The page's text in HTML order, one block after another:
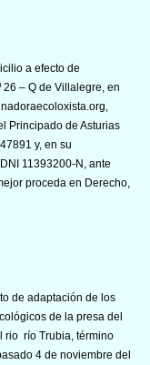
a efecto de
– Q de Villalegre, en
Principado de Asturias
y, en su
11393200-N, ante
proceda en Derecho,
de adaptación de los
de la presa del
rio río Trubia, término
4 de noviembre del